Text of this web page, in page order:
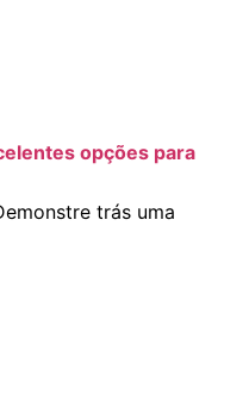
opções para
trás uma